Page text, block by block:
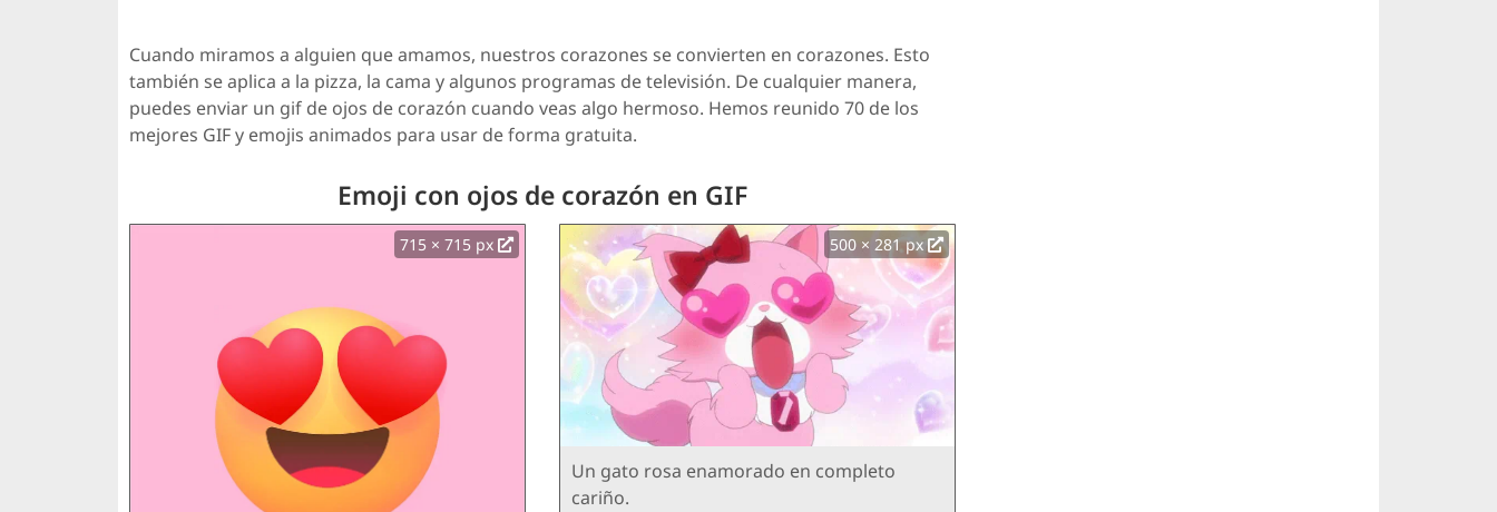
Cuando miramos a alguien que amamos, nuestros corazones se convierten en corazones. Esto
también se aplica a la pizza, la cama y algunos programas de televisión. De cualquier manera,
puedes enviar un gif de ojos de corazón cuando veas algo hermoso. Hemos reunido 70 de los
mejores GIF y emojis animados para usar de forma gratuita.
Emoji con ojos de corazón en GIF
715 × 715 px 500 × 281 px
Un gato rosa enamorado en completo
cariño.